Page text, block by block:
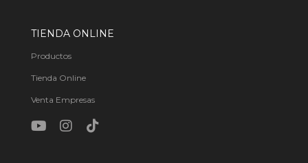
TIENDA ONLINE
Productos
Tienda Online
Venta Empresas